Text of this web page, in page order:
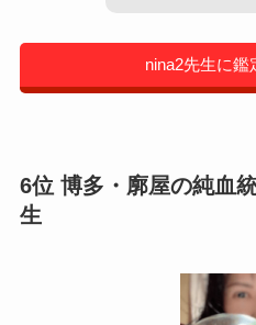
nina2先生に鑑
6位 博多・廓屋の純血
生